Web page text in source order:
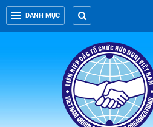
DANH MỤC